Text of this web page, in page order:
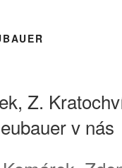
Z.
v nás